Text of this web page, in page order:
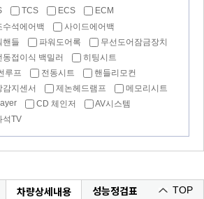
TCS ECS
ECM
수석에어백
사이드에어백
핸들 파워도어록
무선도어잠금장치
동접이식 백밀러
히팅시트
루프 전동시트
핸들리모컨
감지센서 제논헤드램프
메모리시트
CD 체인저
AV시스템
석TV
차량상세내용 성능정검표 TOP